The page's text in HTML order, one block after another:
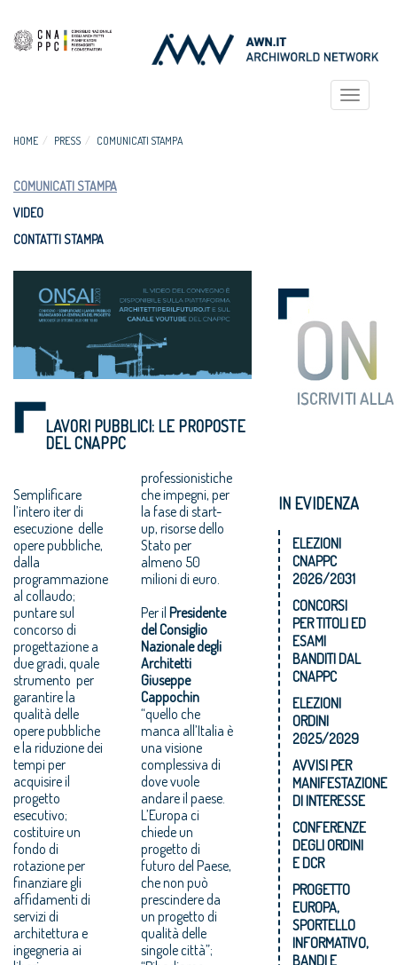
Toggle
HOME PRESS COMUNICATI STAMPA
COMUNICATI STAMPA
VIDEO
CONTATTI STAMPA
LAVORI PUBBLICI: LE PROPOSTE
DEL CNAPPC
Semplificare
l’intero iter di
esecuzione delle
opere pubbliche,
dalla
programmazione
al collaudo;
puntare sul
concorso di
progettazione a
due gradi, quale
strumento per
garantire la
qualità delle
opere pubbliche
e la riduzione dei
tempi per
acquisire il
progetto
esecutivo;
costituire un
fondo di
rotazione per
finanziare gli
affidamenti di
servizi di
architettura e
ingegneria ai
professionistiche
che impegni, per
la fase di start-
up, risorse dello
Stato per
almeno 50
milioni di euro.
Per ilPresidente
del Consiglio
Nazionale degli
Architetti
Giuseppe
Cappochin
“quello che
manca all’Italia è
una visione
complessiva di
dove vuole
andare il paese.
L’Europa ci
chiede un
progetto di
futuro del Paese,
che non può
prescindere da
un progetto di
qualità delle
singole città”;
IN EVIDENZA
ELEZIONI
CNAPPC
2026/2031
CONCORSI
PER TITOLI ED
ESAMI
BANDITI DAL
CNAPPC
ELEZIONI
ORDINI
2025/2029
AVVISI PER
MANIFESTAZIONE
DI INTERESSE
CONFERENZE
DEGLI ORDINI
E DCR
PROGETTO
EUROPA,
SPORTELLO
INFORMATIVO,
BANDI E